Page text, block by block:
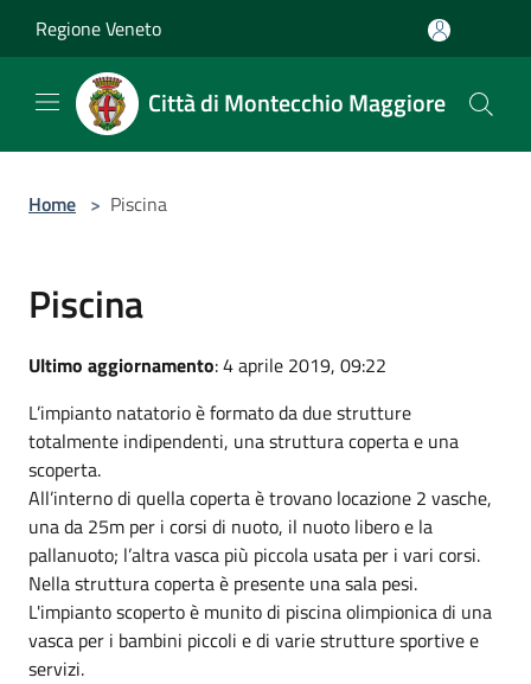
Regione Veneto
Città di Montecchio Maggiore
Home > Piscina
Piscina
Ultimo aggiornamento: 4 aprile 2019, 09:22
L’impianto natatorio è formato da due strutture
totalmente indipendenti, una struttura coperta e una
scoperta.
All’interno di quella coperta è trovano locazione 2 vasche,
una da 25m per i corsi di nuoto, il nuoto libero e la
pallanuoto; l’altra vasca più piccola usata per i vari corsi.
Nella struttura coperta è presente una sala pesi.
L'impianto scoperto è munito di piscina olimpionica di una
vasca per i bambini piccoli e di varie strutture sportive e
servizi.